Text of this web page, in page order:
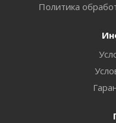
Политика